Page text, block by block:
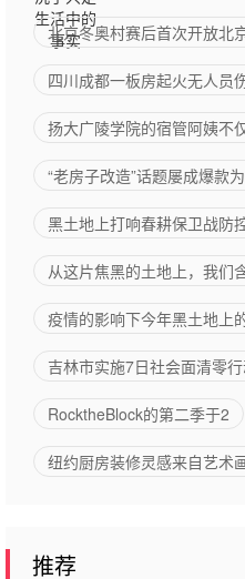
来像水槽
里装满脏
盘子的人
不情愿洗
活中的事
实
怎么判断
里
北京冬奥村赛后首次开放北
四川成都一板房起火无人员
扬大广陵学院的宿管阿姨不
“老房子改造”话题屡成爆款
黑土地上打响春耕保卫战防
从这片焦黑的土地上，我们
疫情的影响下今年黑土地上
吉林市实施7日社会面清零
RocktheBlock的第二季于2
纽约厨房装修灵感来自艺术
推荐